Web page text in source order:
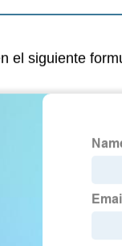
el siguiente